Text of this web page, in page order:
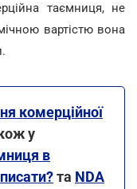
таємниця, не
вартістю вона
комерційної
у
в
та NDA